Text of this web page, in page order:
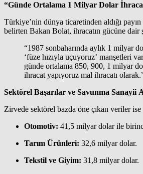
“Günde Ortalama 1 Milyar Dolar
Türkiye’nin dünya ticaretinden aldığı
belirten Bakan Bolat, ihracatın gücüne dair
“1987 sonbaharında aylık 1 milyar
‘füze hızıyla uçuyoruz’ manşetleri
günde ortalama 850, 900, 1 milyar
ihracat yapıyoruz mal ihracatı
Sektörel Başarılar ve Savunma Sanayii
Zirvede sektörel bazda öne çıkan veriler ise
Otomotiv: 41,5 milyar dolar ile
Tarım Ürünleri: 32,6 milyar dolar.
Tekstil ve Giyim: 31,8 milyar dolar.